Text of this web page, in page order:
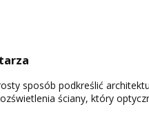
sposób podkreślić
ściany, który